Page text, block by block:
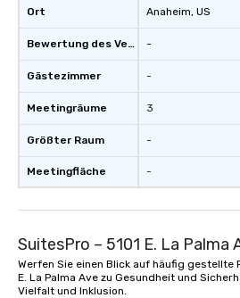
in that "golden hour" energy—where
infectious enough to keep guests
engaged and energized throughout
the night. ► Pop Nouveau has
ready to provide you with the perfect
soundtrack to enhance every moment
creating a swinging vibe for cocktail
hour, to providing some sultry sounds
for dinner which lead right into an
Ort
Bewertung des Veranstaltungsortes
Gästezimmer
Meetingräume
Größter Raum
Meetingfläche
Anaheim, US
-
-
3
-
-
SuitesPro – 5101 E. La Palma
Werfen Sie einen Blick auf häufig gestellte
E. La Palma Ave zu Gesundheit und
Vielfalt und Inklusion.